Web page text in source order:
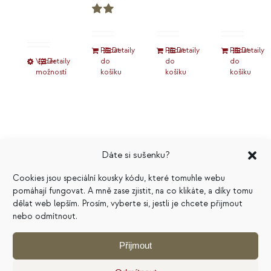
Dáte si sušenku?
Cookies jsou speciální kousky kódu, které tomuhle webu
pomáhají fungovat. A mně zase zjistit, na co klikáte, a díky tomu
dělat web lepším. Prosím, vyberte si, jestli je chcete přijmout
nebo odmítnout.
Přijmout
Výběr
možností
Tento
vybrat
na
stránce
Detaily
z 5Přidat
do
košíku
Detaily
Přidat
do
košíku
Detaily
Přidat
do
košíku
Detaily
Kouzlo
ceny
399Kč
Marketingový
plán
na
pivním